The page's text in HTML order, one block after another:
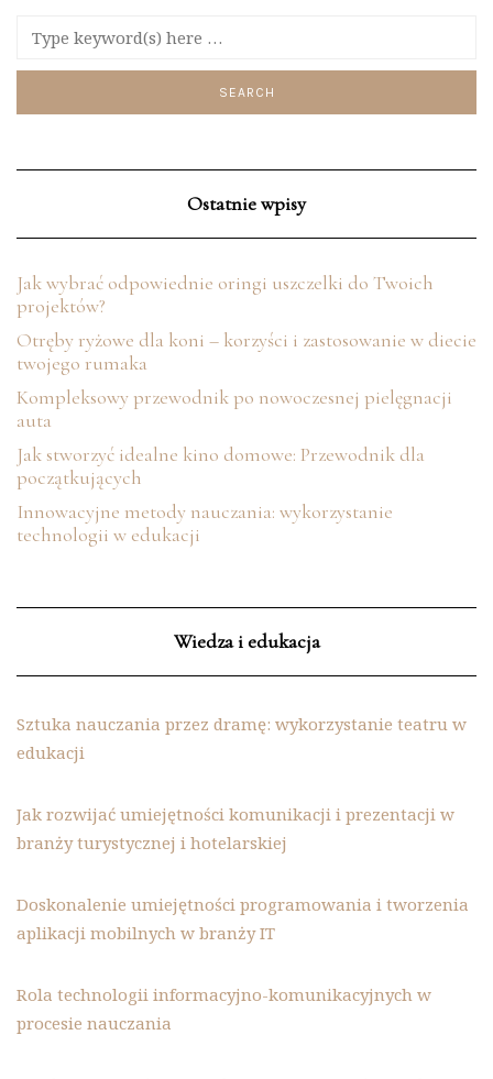
Ostatnie wpisy
Jak wybrać odpowiednie oringi uszczelki do Twoich
projektów?
Otręby ryżowe dla koni – korzyści i zastosowanie w diecie
twojego rumaka
Kompleksowy przewodnik po nowoczesnej pielęgnacji
auta
Jak stworzyć idealne kino domowe: Przewodnik dla
początkujących
Innowacyjne metody nauczania: wykorzystanie
technologii w edukacji
Wiedza i edukacja
Sztuka nauczania przez dramę: wykorzystanie teatru w
edukacji
Jak rozwijać umiejętności komunikacji i prezentacji w
branży turystycznej i hotelarskiej
Doskonalenie umiejętności programowania i tworzenia
aplikacji mobilnych w branży IT
Rola technologii informacyjno-komunikacyjnych w
procesie nauczania